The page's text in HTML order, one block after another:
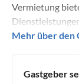
Vermietung
eigenes
Gäste bei uns
Mehr über den
Gastgeber